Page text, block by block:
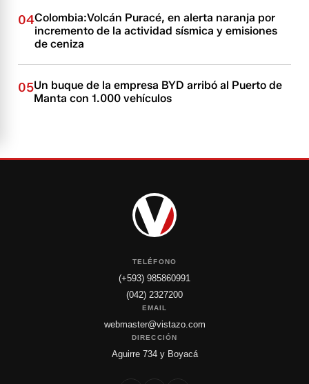
04Colombia:Volcán Puracé, en alerta naranja por
incremento de la actividad sísmica y emisiones
de ceniza
05Un buque de la empresa BYD arribó al Puerto de
Manta con 1.000 vehículos
TELÉFONO
(+593) 985860991
(042) 2327200
EMAIL
webmaster@vistazo.com
DIRECCIÓN
Aguirre 734 y Boyacá